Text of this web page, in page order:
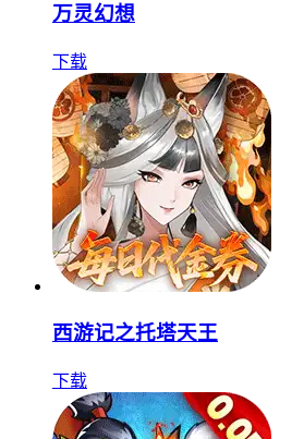
万灵幻想
下载
西游记之托塔天王
下载